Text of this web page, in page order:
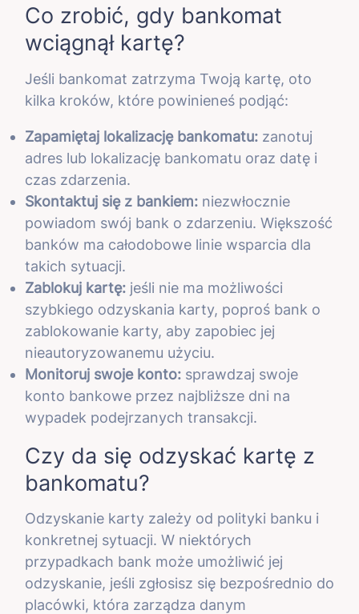
Co zrobić, gdy bankomat
wciągnął kartę?
Jeśli bankomat zatrzyma Twoją kartę, oto
kilka kroków, które powinieneś podjąć:
Zapamiętaj lokalizację bankomatu: zanotuj
adres lub lokalizację bankomatu oraz datę i
czas zdarzenia.
Skontaktuj się z bankiem: niezwłocznie
powiadom swój bank o zdarzeniu. Większość
banków ma całodobowe linie wsparcia dla
takich sytuacji.
Zablokuj kartę: jeśli nie ma możliwości
szybkiego odzyskania karty, poproś bank o
zablokowanie karty, aby zapobiec jej
nieautoryzowanemu użyciu.
Monitoruj swoje konto: sprawdzaj swoje
konto bankowe przez najbliższe dni na
wypadek podejrzanych transakcji.
Czy da się odzyskać kartę z
bankomatu?
Odzyskanie karty zależy od polityki banku i
konkretnej sytuacji. W niektórych
przypadkach bank może umożliwić jej
odzyskanie, jeśli zgłosisz się bezpośrednio do
placówki, która zarządza danym